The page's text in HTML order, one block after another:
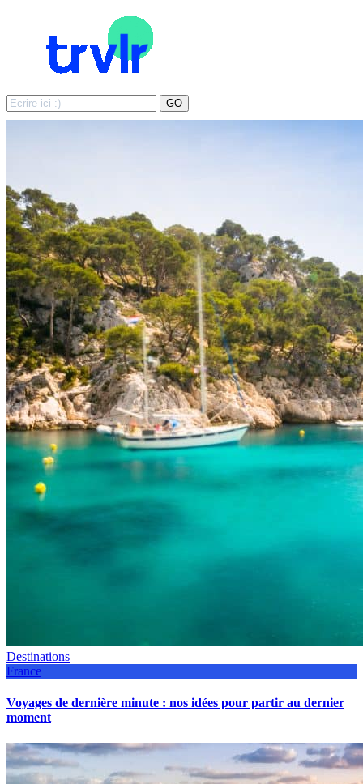
Search
for:
GO
Destinations
France
Voyages de dernière minute : nos idées pour partir au dernier
moment